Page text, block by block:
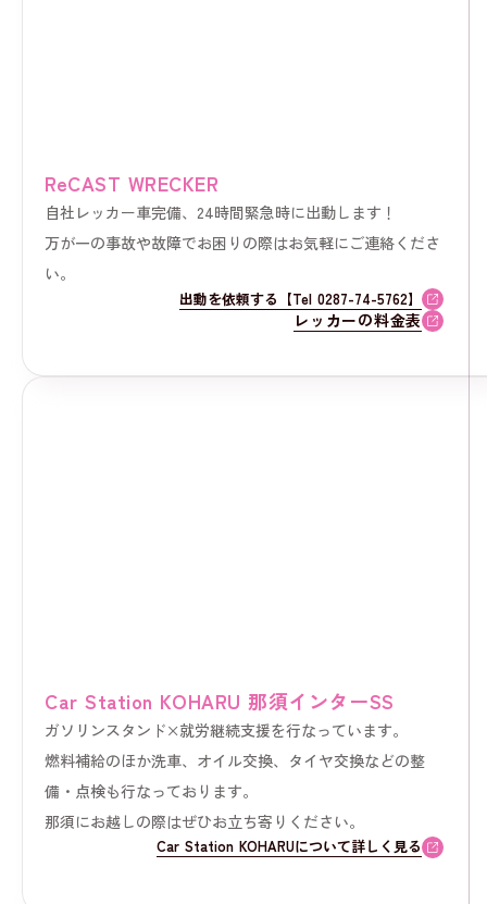
ReCAST WRECKER
自社レッカー車完備、24時間緊急時に出動します！
万が一の事故や故障でお困りの際はお気軽にご連絡くださ
い。
出動を依頼する【Tel 0287-74-5762】
レッカーの料金表
Car Station KOHARU 那須インターSS
ガソリンスタンド×就労継続支援を行なっています。
燃料補給のほか洗車、オイル交換、タイヤ交換などの整
備・点検も行なっております。
那須にお越しの際はぜひお立ち寄りください。
Car Station KOHARUについて詳しく見る